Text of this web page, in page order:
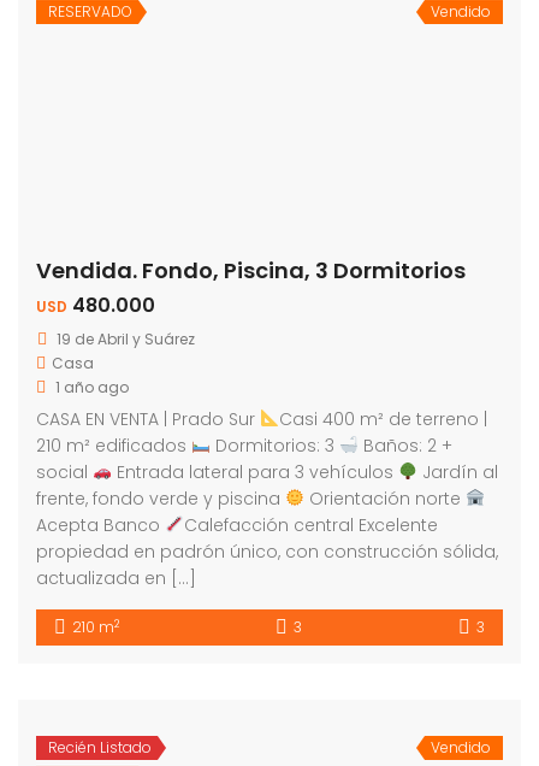
RESERVADO Vendido
Vendida. Fondo, Piscina, 3 Dormitorios
USD 480.000
19 de Abril y Suárez
Casa
1 año ago
CASA EN VENTA | Prado Sur
Casi 400 m² de terreno |
210 m² edificados
Dormitorios: 3
Baños: 2 +
social
Entrada lateral para 3 vehículos
Jardín al
frente, fondo verde y piscina
Orientación norte
Acepta Banco
Calefacción central Excelente
propiedad en padrón único, con construcción sólida,
actualizada en […]
210 m2 3 3
Recién Listado
Vendido